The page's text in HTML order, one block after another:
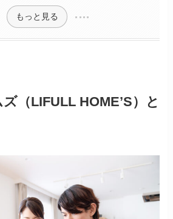
もっと見る
（LIFULLHOME’S）と